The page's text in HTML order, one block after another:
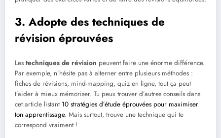
3. Adopte des techniques de
révision éprouvées
Les techniques de révision peuvent faire une énorme différence.
Par exemple, n’hésite pas à alterner entre plusieurs méthodes :
fiches de révisions, mind-mapping, quiz en ligne, tout ça peut
t’aider à mieux mémoriser. Tu peux trouver d’autres conseils dans
cet article listant 10 stratégies d’étude éprouvées pour maximiser
ton apprentissage. Mais surtout, trouve une technique qui te
correspond vraiment !